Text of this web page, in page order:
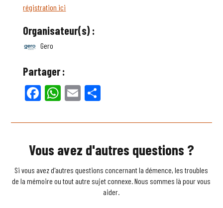
régistration ici
Organisateur(s) :
Gero
Partager :
Facebook
WhatsApp
Email
Vous avez d'autres questions ?
Si vous avez d'autres questions concernant la démence, les troubles
de la mémoire ou tout autre sujet connexe. Nous sommes là pour vous
aider.